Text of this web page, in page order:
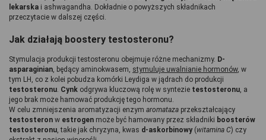
lekarska i ashwagandha. Dokładnie o powyższych składnikach
przeczytacie w dalszej części.
Jak działają boostery testosteronu?
Stymulacja produkcji testosteronu obejmuje różne mechanizmy. D-
asparaginian , będący aminokwasem, stymuluje uwalnianie hormonów, w
testosteronu Cynk odgrywa kluczową rolę w syntezie testosteronu , a
jego brak może hamować produkcję tego hormonu.
W celu zmniejszenia aromatyzacji enzym aromataza
testosteron w estrogen może być hamowany przez składniki boosterów
testosteronu , takie jak chryzyna, kwas d-askorbinowy (witamina C) czy